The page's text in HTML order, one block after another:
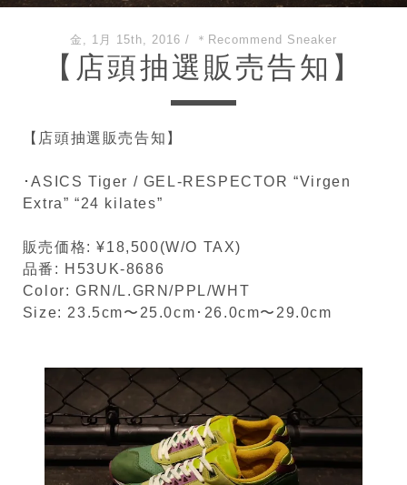
金, 1月 15th, 2016 / ＊Recommend Sneaker
【店頭抽選販売告知】
【店頭抽選販売告知】
･ASICS Tiger / GEL-RESPECTOR “Virgen
Extra” “24 kilates”
販売価格: ¥18,500(W/O TAX)
品番: H53UK-8686
Color: GRN/L.GRN/PPL/WHT
Size: 23.5cm〜25.0cm･26.0cm〜29.0cm